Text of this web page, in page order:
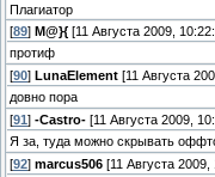
Плагиатор
[89] M@}{ [11 Августа 2009,
протиф
[90] LunaElement [11 Августа
довно пора
[91 ] -Castro- [11 Августа 2009,
Я за, туда можно скрывать
[92] marcus506 [11 Августа 2009,